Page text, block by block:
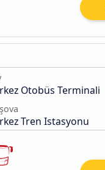
Otobüs Terminali
Tren Istasyonu